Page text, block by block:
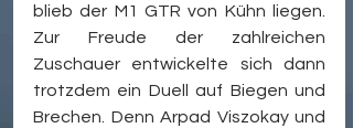
blieb der M1 GTR von Kühn liegen.
Zur Freude der zahlreichen
Zuschauer entwickelte sich dann
trotzdem ein Duell auf Biegen und
Brechen. Denn Arpad Viszokay und